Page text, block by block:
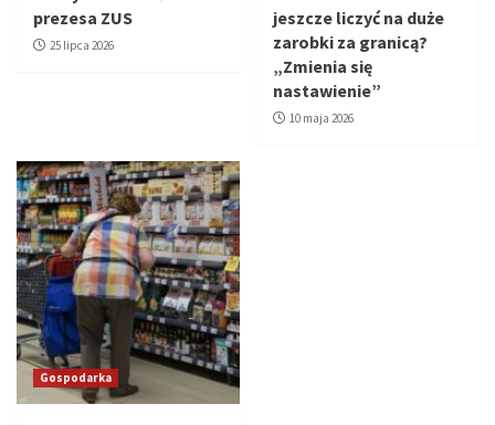
prezesa ZUS
25 lipca 2026
jeszcze liczyć na duże
zarobki za granicą?
„Zmienia się
nastawienie”
10 maja 2026
Gospodarka